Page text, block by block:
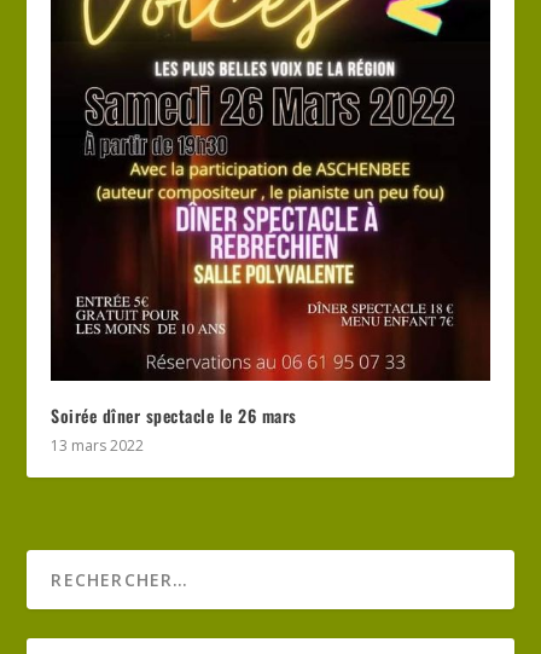
Soirée dîner spectacle le 26 mars
13 mars 2022